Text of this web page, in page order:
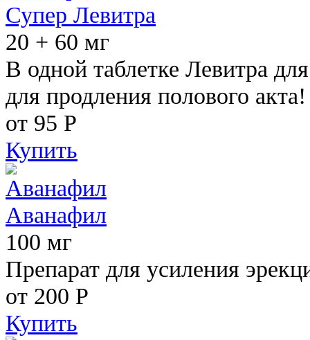
Супер Левитра
20 + 60 мг
В одной таблетке Левитра
для продления полового акта!
от 95 Р
Купить
Аванафил
100 мг
Препарат для усиления
от 200 Р
Купить